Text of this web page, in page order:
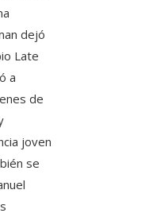
dejó
Late
a
de
joven
se